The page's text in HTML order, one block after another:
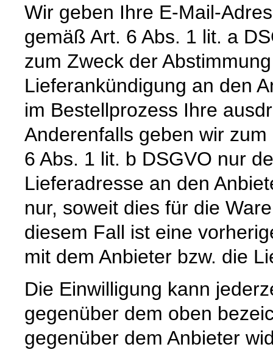
Wir geben Ihre E-Mail-
gemäß Art. 6 Abs. 1 lit. a
zum Zweck der
Lieferankündigung an den
im Bestellprozess Ihre
Anderenfalls geben wir
6 Abs. 1 lit. b DSGVO nur
Lieferadresse an den
nur, soweit dies für die
diesem Fall ist eine
mit dem Anbieter bzw. die
Die Einwilligung kann
gegenüber dem oben
gegenüber dem Anbieter